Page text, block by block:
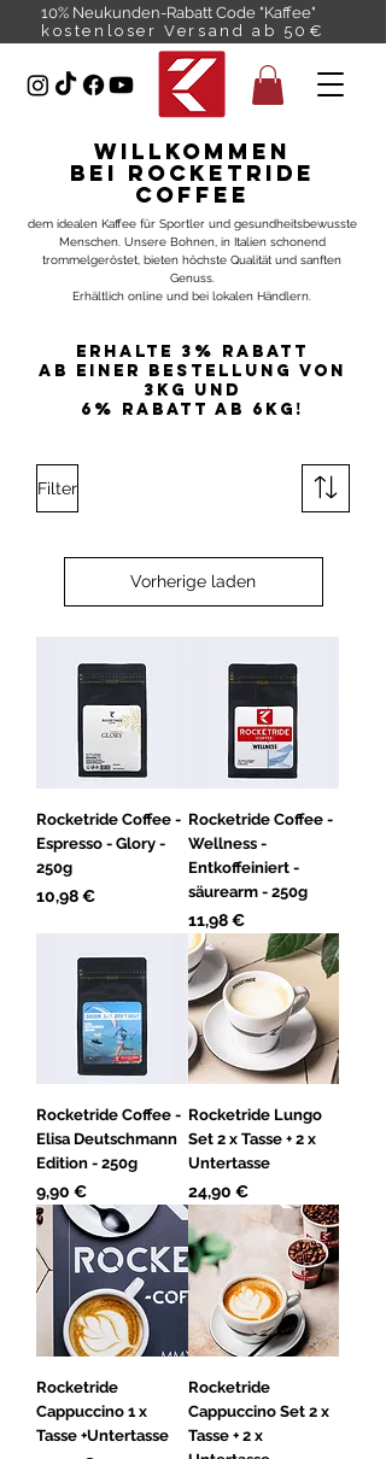
10% Neukunden-Rabatt Code "Kaffee"
kostenloser Versand ab 50€
Willkommen
bei RocketRide
Coffee
Erhalte 3% Rabatt
ab einer Bestellung von
3kg und
6% Rabatt ab 6kg!
dem idealen Kaffee für Sportler und gesundheitsbewusste
Menschen. Unsere Bohnen, in Italien schonend
trommelgeröstet, bieten höchste Qualität und sanften
Genuss.
Erhältlich online und bei lokalen Händlern.
Filter
Vorherige laden
Rocketride Coffee -
Espresso - Glory -
250g
Preis
10,98 €
Rocketride Coffee -
Wellness -
Entkoffeiniert -
säurearm - 250g
Preis
11,98 €
Rocketride Coffee -
Elisa Deutschmann
Edition - 250g
Preis
9,90 €
Rocketride Lungo
Set 2 x Tasse + 2 x
Untertasse
Preis
24,90 €
Rocketride
Cappuccino 1 x
Tasse +Untertasse
Rocketride
Cappuccino Set 2 x
Tasse + 2 x